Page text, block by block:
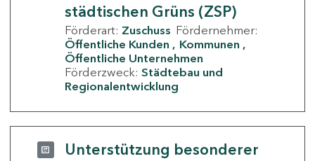
städtischen Grüns (ZSP)
Förderart: Zuschuss Fördernehmer:
Öffentliche Kunden
Kommunen
Öffentliche Unternehmen
Förderzweck: Städtebau und
Regionalentwicklung
Unterstützung besonderer